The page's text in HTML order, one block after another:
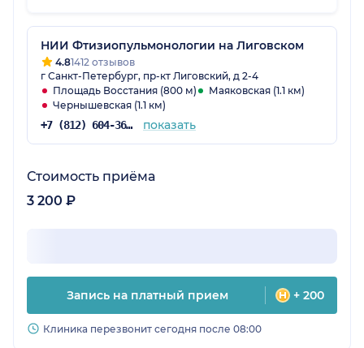
диагноз подтвердился! Замечательный врач,
спасибо большое за оказанную помощь!
НИИ Фтизиопульмонологии на Лиговском
4.81412 отзывов
г Санкт-Петербург, пр-кт Лиговский, д 2-4
Площадь Восстания (800 м)
Маяковская (1.1 км)
Чернышевская (1.1 км)
+7 (812) 604-36-34 показать
Стоимость приёма
3 200 ₽
Запись на платный прием + 200
Клиника перезвонит сегодня после 08:00